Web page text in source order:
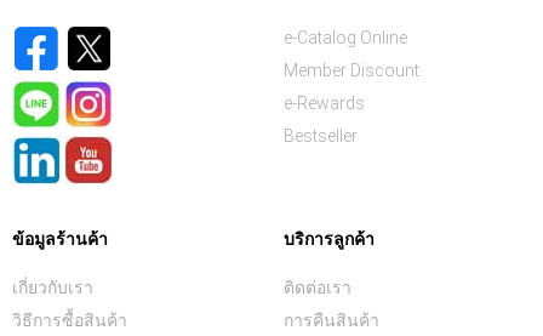
e-Catalog Online
Member Discount
e-Rewards
Bestseller
ข้อมูลร้านค้า
เกี่ยวกับเรา
วิธีการซื้อสินค้า
บริการลูกค้า
ติดต่อเรา
การคืนสินค้า